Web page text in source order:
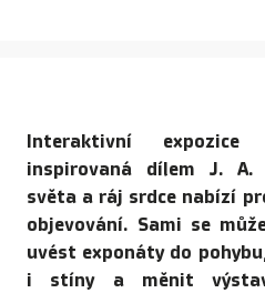
Interaktivní
inspirovaná dílem J. A.
světa a ráj srdce nabízí
objevování. Sami se
uvést exponáty do
i stíny a měnit